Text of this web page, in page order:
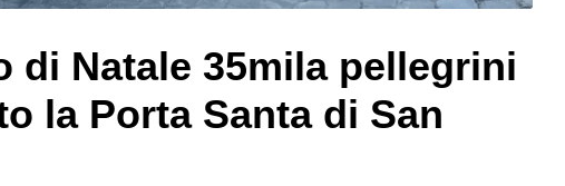
di Natale 35mila pellegrini
la Porta Santa di San